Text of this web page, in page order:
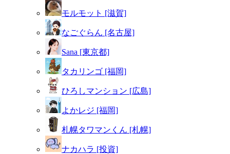
モルモット [滋賀]
なごぐらん [名古屋]
Sana [東京都]
タカリンゴ [福岡]
ひろしマンション [広島]
よかレジ [福岡]
札幌タワマンくん [札幌]
ナカハラ [投資]